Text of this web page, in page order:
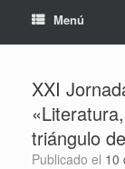
Menú
XXI
triángulo
Publicado el 10